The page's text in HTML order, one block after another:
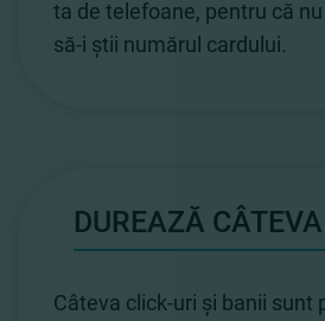
ta de telefoane, pentru că
să-i știi numărul cardului.
DUREAZĂ
Câteva click-uri și banii sunt